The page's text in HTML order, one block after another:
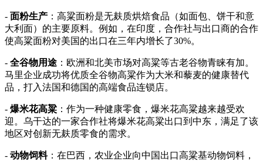
- 面粉生产 ：高粱面粉是无麸质烘焙食品（如面包、饼干和意
大利面）的主要原料。例如，在印度，合作社与出口商的合作
使高粱面粉对美国的出口在三年内增长了30%。
- 全谷物用途 ：欧洲和北美市场对高粱等古老谷物青睐有加。
马里企业成功将优质全谷物高粱作为大米和藜麦的健康替代
品，打入法国和德国的高端食品连锁店。
- 爆米花高粱 ：作为一种健康零食，爆米花高粱越来越受欢
迎。乌干达的一家合作社将爆米花高粱出口到中东，满足了该
地区对创新无麸质零食的需求。
- 动物饲料：在巴西，农业企业向中国出口高粱基动物饲料，